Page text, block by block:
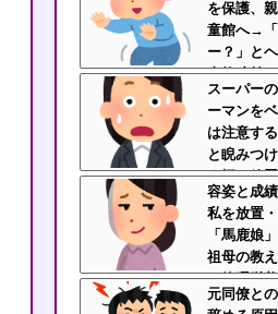
を保護、
童館へ→「
ー？」と
事故寸前
置親なん
スーパー
ーマンを
は注意す
と睨みつ
ま棚へ放
た・・・
容姿と成
私を放置
「馬鹿娘
祖母の教
ら管理栄
た姉と毒
元同僚と